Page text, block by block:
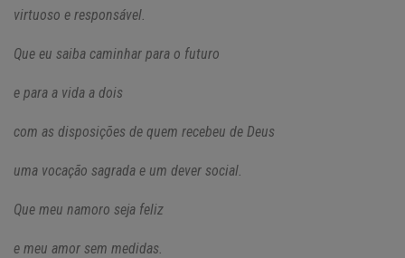
virtuoso e responsável.
Que eu saiba caminhar para o futuro
e para a vida a dois
com as disposições de quem recebeu de Deus
uma vocação sagrada e um dever social.
Que meu namoro seja feliz
e meu amor sem medidas.